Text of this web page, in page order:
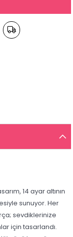
14 ayar altının
sunuyor. Her
sevdiklerinize
için tasarlandı.